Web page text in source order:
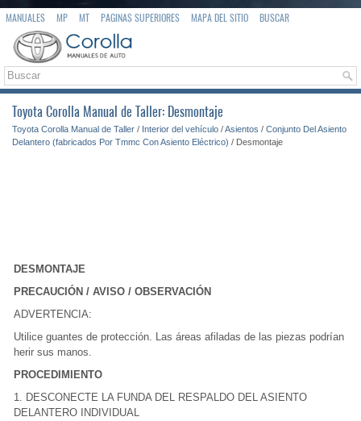
MANUALES MP MT PAGINAS SUPERIORES MAPA DEL SITIO BUSCAR
Toyota Corolla Manual de Taller: Desmontaje
Toyota Corolla Manual de Taller / Interior del vehículo /Asientos / Conjunto Del Asiento
Delantero (fabricados Por Tmmc Con Asiento Eléctrico) / Desmontaje
DESMONTAJE
PRECAUCIÓN / AVISO / OBSERVACIÓN
ADVERTENCIA:
Utilice guantes de protección. Las áreas afiladas de las piezas podrían
herir sus manos.
PROCEDIMIENTO
1. DESCONECTE LA FUNDA DEL RESPALDO DEL ASIENTO
DELANTERO INDIVIDUAL